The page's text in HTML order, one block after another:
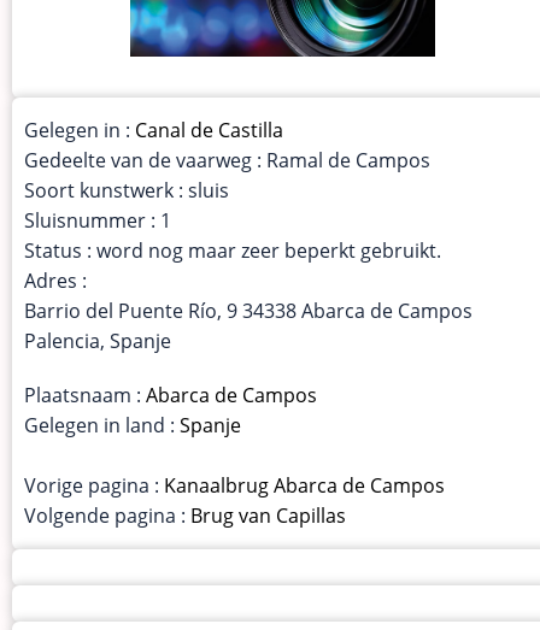
Gelegen in : Canal de Castilla
Gedeelte van de vaarweg : Ramal de Campos
Soort kunstwerk : sluis
Sluisnummer : 1
Status : word nog maar zeer beperkt gebruikt.
Adres :
Barrio del Puente Río, 9 34338 Abarca de Campos
Palencia, Spanje
Plaatsnaam : Abarca de Campos
Gelegen in land : Spanje
Vorige pagina : Kanaalbrug Abarca de Campos
Volgende pagina : Brug van Capillas